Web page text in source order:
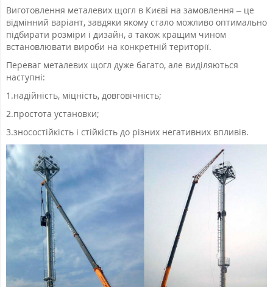
Виготовлення металевих щогл в Києві на замовлення – це
відмінний варіант, завдяки якому стало можливо оптимально
підбирати розміри і дизайн, а також кращим чином
встановлювати вироби на конкретній території.
Переваг металевих щогл дуже багато, але виділяються
наступні:
1.надійність, міцність, довговічність;
2.простота установки;
3.зносостійкість і стійкість до різних негативних впливів.